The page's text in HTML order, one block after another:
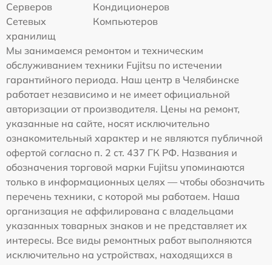
Серверов
Кондиционеров
Сетевых
хранилищ
Компьютеров
Мы занимаемся ремонтом и техническим
обслуживанием техники Fujitsu по истечении
гарантийного периода. Наш центр в Челябинске
работает независимо и не имеет официальной
авторизации от производителя. Цены на ремонт,
указанные на сайте, носят исключительно
ознакомительный характер и не являются публичной
офертой согласно п. 2 ст. 437 ГК РФ. Названия и
обозначения торговой марки Fujitsu упоминаются
только в информационных целях — чтобы обозначить
перечень техники, с которой мы работаем. Наша
организация не аффилирована с владельцами
указанных товарных знаков и не представляет их
интересы. Все виды ремонтных работ выполняются
исключительно на устройствах, находящихся в